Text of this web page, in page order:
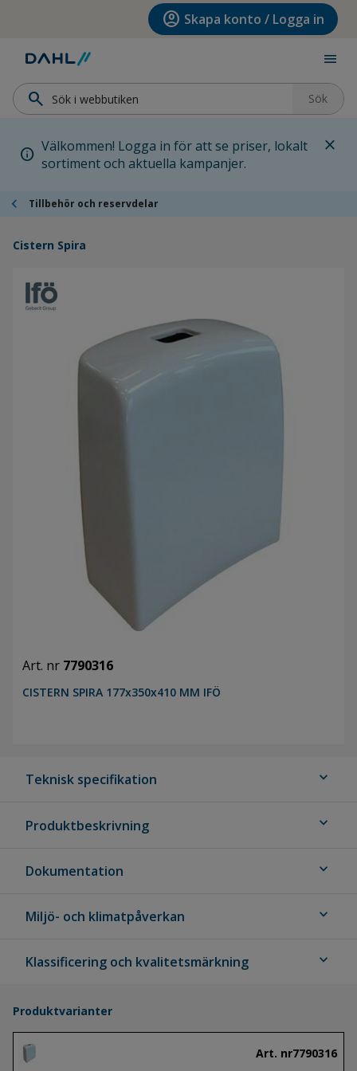
Hoppa till huvudinnehållet account_circle Skapa konto / Logga in
menu
search Sök
info Välkommen! Logga in för att se priser, lokalt
sortiment och aktuella kampanjer.
close
chevron_left Tillbehör och reservdelar
Cistern Spira
Art. nr 7790316
CISTERN SPIRA 177x350x410 MM IFÖ
Teknisk specifikation expand_more
Produktbeskrivning expand_more
Dokumentation expand_more
Miljö- och klimatpåverkan expand_more
Klassificering och kvalitetsmärkning expand_more
Produktvarianter
Art. nr7790316